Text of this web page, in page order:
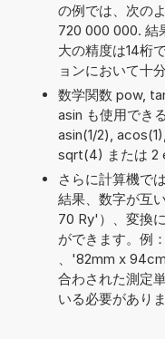
の例では、次の
720 000 000. 結
大の精度は14桁
ョンにおいて十
数学関数 pow,
asin も使用でき
asin(1/2),
sqrt(4) または 2
さらに計算機で
結果、数字が互
70 Ry'）、変換
ができます。例
、'82mm x
合わされた測定
いる必要があり